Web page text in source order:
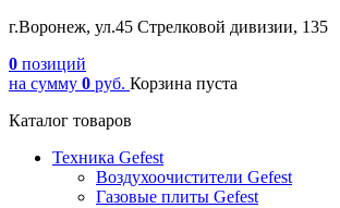
г.Воронеж, ул.45 Стрелковой дивизии, 135
0 позиций
на сумму 0 руб. Корзина пуста
Каталог товаров
Техника Gefest
Воздухоочистители Gefest
Газовые плиты Gefest